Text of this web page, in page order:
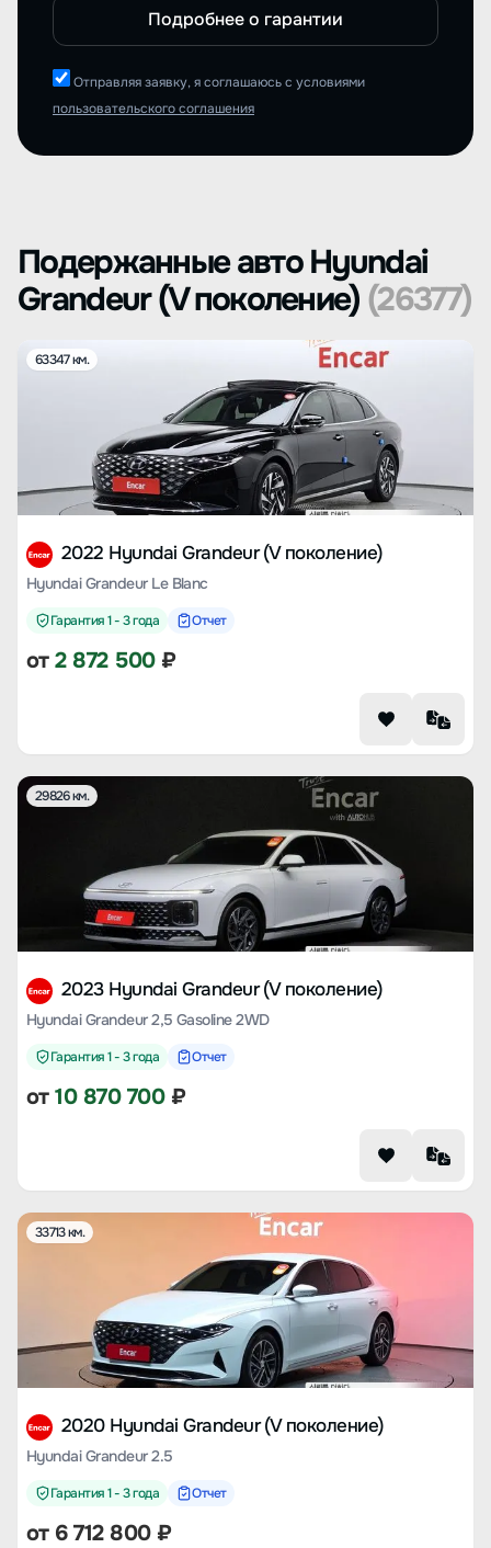
Подробнее о гарантии
Отправляя заявку, я соглашаюсь с условиями
пользовательского соглашения
Подержанные авто Hyundai
Grandeur (V поколение) (26377)
63347 км.
2022 Hyundai Grandeur (V поколение)
Hyundai Grandeur Le Blanc
Гарантия 1 - 3 года Отчет
от2 872 500₽
29826 км.
2023 Hyundai Grandeur (V поколение)
Hyundai Grandeur 2,5 Gasoline 2WD
Гарантия 1 - 3 года Отчет
от10 870 700₽
33713 км.
2020 Hyundai Grandeur (V поколение)
Hyundai Grandeur 2.5
Гарантия 1 - 3 года Отчет
от 6 712 800₽